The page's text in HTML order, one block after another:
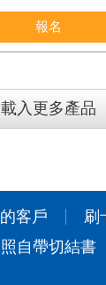
報名
載入更多產品
客戶
刷
自帶切結書